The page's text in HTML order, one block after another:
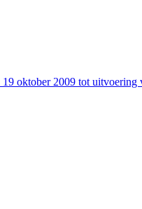
oktober 2009 tot